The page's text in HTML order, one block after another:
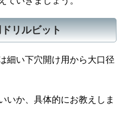
リルビット
細い下穴開け用から大口径
いか、具体的にお教えしま